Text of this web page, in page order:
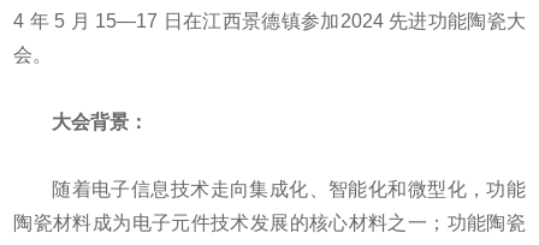
4 年5 月 15—17 日在江西景德镇参加2024 先进功能陶瓷大
会。
大会背景：
随着电子信息技术走向集成化、智能化和微型化，功能
陶瓷材料成为电子元件技术发展的核心材料之一；功能陶瓷